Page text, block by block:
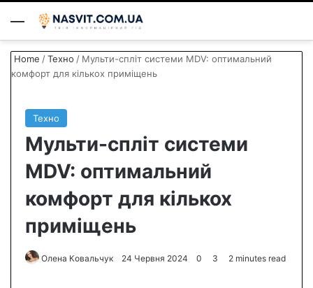
Menu
Home /Техно / Мульти-спліт системи MDV: оптимальний
комфорт для кількох приміщень
Техно
Мульти-спліт системи
MDV: оптимальний
комфорт для кількох
приміщень
Олена Ковальчук 24 Червня 2024 0 3 2 minutes read